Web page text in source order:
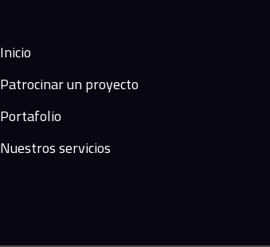
Inicio
Patrocinar un proyecto
Portafolio
Nuestros servicios